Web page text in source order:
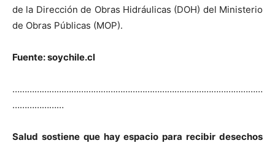
de la Dirección de Obras Hidráulicas (DOH) del Ministerio
de Obras Públicas (MOP).
Fuente: soychile.cl
…………………………………………………………………………………………
…………………
Salud sostiene que hay espacio para recibir desechos